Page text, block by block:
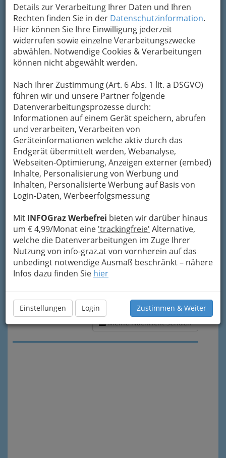
Details zur Verarbeitung Ihrer Daten und Ihren
Rechten finden Sie in der Datenschutzinformation.
Hier können Sie Ihre Einwilligung jederzeit
widerrufen sowie einzelne Verarbeitungszwecke
abwählen. Notwendige Cookies & Verarbeitungen
können nicht abgewählt werden.
Nach Ihrer Zustimmung (Art. 6 Abs. 1 lit. a DSGVO)
führen wir und unsere Partner folgende
Datenverarbeitungsprozesse durch:
Informationen auf einem Gerät speichern, abrufen
und verarbeiten, Verarbeiten von
Geräteinformationen welche aktiv durch das
Endgerät übermittelt werden, Webanalyse,
Webseiten-Optimierung, Anzeigen externer (embed)
Inhalte, Personalisierung von Werbung und
Inhalten, Personalisierte Werbung auf Basis von
Login-Daten, Werbeerfolgsmessung
Mit INFOGraz Werbefrei bieten wir darüber hinaus
um € 4,99/Monat eine 'trackingfreie' Alternative,
welche die Datenverarbeitungen im Zuge Ihrer
Nutzung von info-graz.at von vornherein auf das
unbedingt notwendige Ausmaß beschränkt – nähere
Infos dazu finden Sie hier
Einstellungen Login Zustimmen & Weiter
Um die Info-Graz Firmenvor Spam-Mails zu
bewahren, verwenden wir an dieser Stelle zur
Übermittlung Ihrer Nachricht ein sicheres
Formular. Ihre Nachricht wird nach dem
Absenden umgehend per Mail an das
Unternehmen Bodenkalk Reg.Gen.m.b.H.
Mein Name
Meine Email Adresse
Mein Betreff
Meine Nachricht
Meine Nachricht senden